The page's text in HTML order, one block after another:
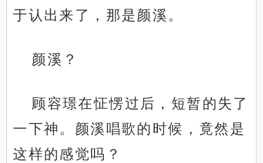
于认出来了，那是颜溪。
颜溪？
顾容璟在怔愣过后，短暂的失了
一下神。颜溪唱歌的时候，竟然是
这样的感觉吗？